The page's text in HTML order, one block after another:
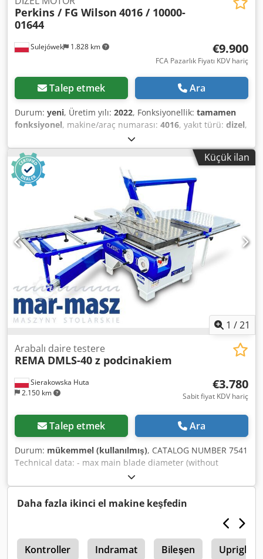
Sulejówek 1.828 km
Perkins / FG Wilson 4016 / 10000-
01644
€9.900
FCA Pazarlık Fiyatı KDV hariç
Talep etmek Ara
Durum: yeni, Üretim yılı: 2022, Fonksiyonellik: tamamen
fonksiyonel, makine/araç numarası: 4016, yakıt türü: dizel,
, dönme hızı (dk.):
hızı (maks.):1.800 dev/dak, toplam ağırlık:700 kg, toplam
uzunluk:
, toplam
yükseklik:
, soğutma tipi:
destekli motor bloğu. Yanlışlıkla bir jeneratör revizyonu
için satın alındı - hiç kullanılmadı, bir kutuda, kuru bir
depoda saklandı. Dodou Rmt Djpfx Adpjkr Yeni gibi. Tüm
4000 serisi Perking 16 silindirli jeneratör motorlarına uyar.
Küçük ilan
1 /21
Sierakowska Huta
2.150 km
Arabalı daire testere
REMA DMLS-40 z podcinakiem
€3.780
Sabit fiyat KDV hariç
Talep etmek Ara
Durum: mükemmel (kullanılmış), CATALOG NUMBER 7541
Technical data: - max main blade diameter (without
scoring unit): 400 mm - max main blade diameter (with
scoring unit): 350 mm - blade bore diameter: 30 mm - max
cutting height with 400 mm blade: 90 degrees – 120 mm,
45 degrees – 85 mm - max cutting height with 350 mm
blade: 90 degrees – 95 mm, 45 degrees – 67 mm - main
blade adjustable vertically and for tilt - blade guard - with
side sliding table - cutting length on sliding table: 1700
Daha fazla ikinci el makine keşfedin
Kontroller Indramat Bileşen Upright